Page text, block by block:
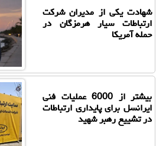
شهادت یکی از مدیران شرکت
ارتباطات سیار هرمزگان در
حمله آمریکا
بیشتر از 6000 عملیات فنی
ایرانسل برای پایداری ارتباطات
در تشییع رهبر شهید